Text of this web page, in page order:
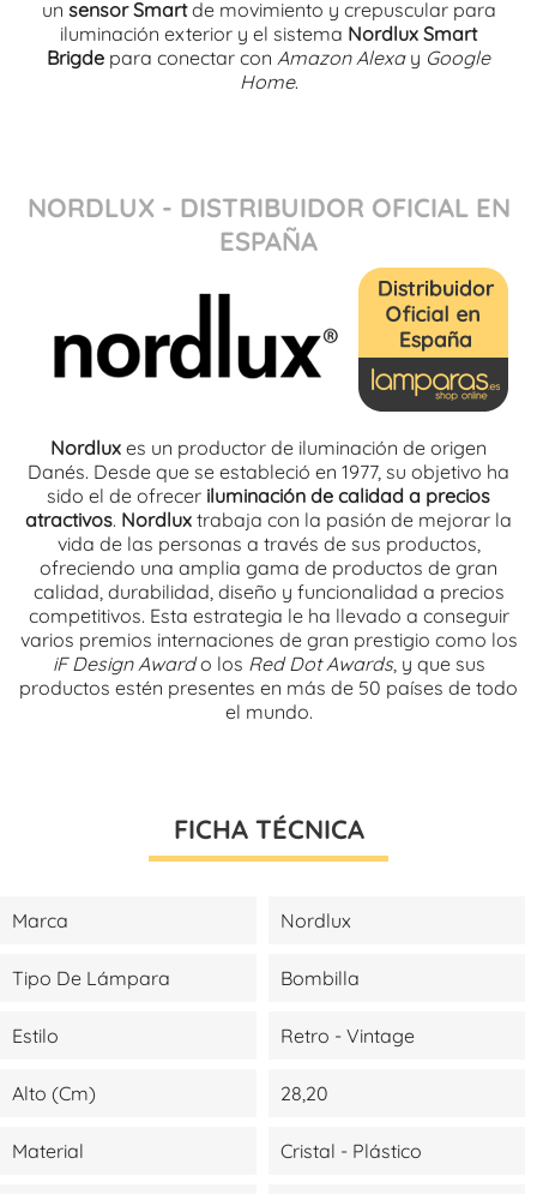
un sensor Smartde movimiento y crepuscular para
iluminación exterior y el sistema Nordlux Smart
Brigde para conectar con Amazon Alexay Google
Home.
NORDLUX - DISTRIBUIDOR OFICIAL EN
ESPAÑA
Nordlux es un productor de iluminación de origen
Danés. Desde que se estableció en 1977, su objetivo ha
sido el de ofrecer iluminación de calidad a precios
atractivos. Nordlux trabaja con la pasión de mejorar la
vida de las personas a través de sus productos,
ofreciendo una amplia gama de productos de gran
calidad, durabilidad, diseño y funcionalidad a precios
competitivos. Esta estrategia le ha llevado a conseguir
varios premios internaciones de gran prestigio como los
iF Design Awardo los Red Dot Awards, y que sus
productos estén presentes en más de 50 países de todo
el mundo.
FICHA TÉCNICA
Marca Nordlux
Tipo De Lámpara Bombilla
Estilo Retro - Vintage
Alto (cm) 28,20
Material Cristal - Plástico